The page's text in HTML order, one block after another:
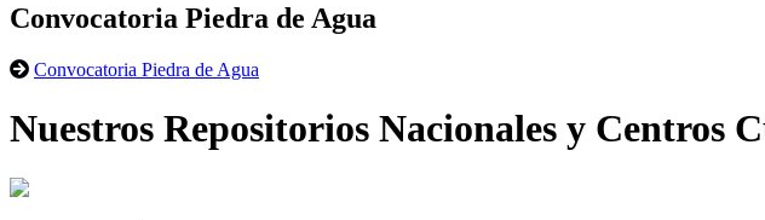
Convocatoria Piedra de Agua
Convocatoria Piedra de Agua
Nuestros Repositorios Nacionales y Centros